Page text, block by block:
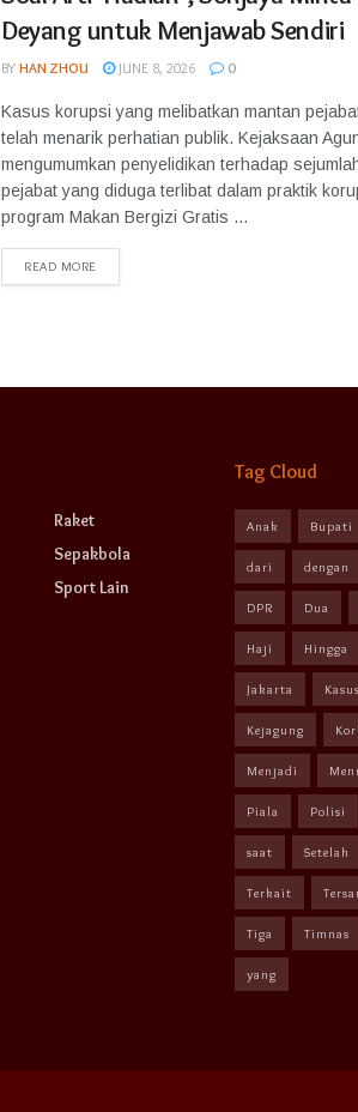
Deyang untuk Menjawab Sendiri
BY HAN ZHOU JUNE 8, 2026 0
Kasus korupsi yang melibatkan mantan
telah menarik perhatian publik. Kejaksaan
mengumumkan penyelidikan terhadap
pejabat yang diduga terlibat dalam praktik
program Makan Bergizi Gratis ...
READ MORE
Raket
Sepakbola
Sport Lain
Tag Cloud
Anak Bupati
dari dengan
DPR Dua
Haji Hingga
Jakarta Kasus
Kejagung
Menjadi
Piala Polisi
saat Setelah
Terkait
Tiga Timnas
yang